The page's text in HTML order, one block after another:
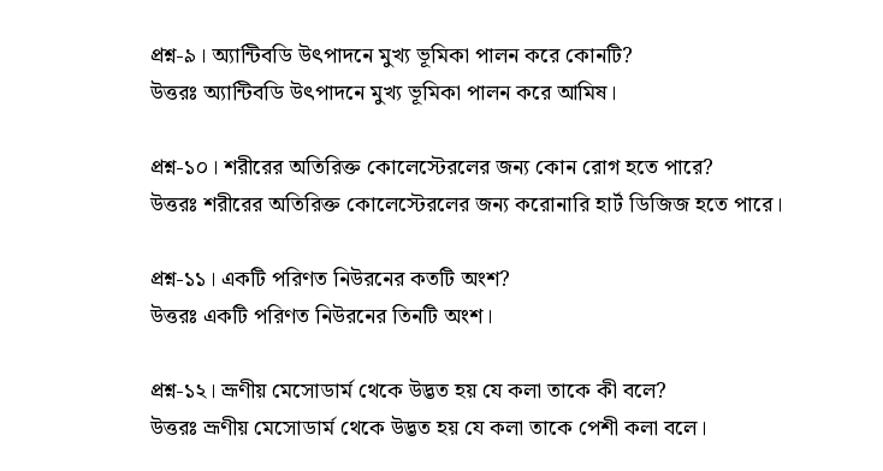
প্রশ্ন-৯। অ্যান্টিবডি উৎপাদনে মুখ্য ভূমিকা পালন করে কোনটি?
উত্তরঃ অ্যান্টিবডি উৎপাদনে মুখ্য ভূমিকা পালন করে আমিষ।
প্রশ্ন-১০। শরীরের অতিরিক্ত কোলেস্টেরলের জন্য কোন রোগ হতে পারে?
উত্তরঃ শরীরের অতিরিক্ত কোলেস্টেরলের জন্য করোনারি হার্ট ডিজিজ হতে পারে।
প্রশ্ন-১১। একটি পরিণত নিউরনের কতটি অংশ?
উত্তরঃ একটি পরিণত নিউরনের তিনটি অংশ।
প্রশ্ন-১২। ভ্রূণীয় মেসোডার্ম থেকে উদ্ভত হয় যে কলা তাকে কী বলে?
উত্তরঃ ভ্রূণীয় মেসোডার্ম থেকে উদ্ভত হয় যে কলা তাকে পেশী কলা বলে।